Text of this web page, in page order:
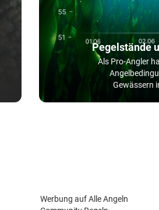
Pegelstände
Als Pro-Angler
Gewässern
Werbung auf Alle Angeln